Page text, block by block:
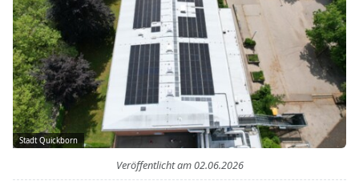
Stadt Quickborn
Veröffentlicht am02.06.2026